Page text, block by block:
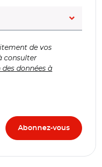
de vos
consulter
données à